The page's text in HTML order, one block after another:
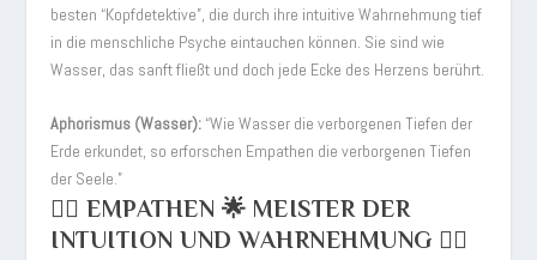
besten “Kopfdetektive”, die durch ihre intuitive Wahrnehmung tief
in die menschliche Psyche eintauchen können. Sie sind wie
Wasser, das sanft fließt und doch jede Ecke des Herzens berührt.
Aphorismus (Wasser): “Wie Wasser die verborgenen Tiefen der
Erde erkundet, so erforschen Empathen die verborgenen Tiefen
der Seele.”
💆‍♀️ EMPATHEN 🌟 MEISTER DER
INTUITION UND WAHRNEHMUNG 💆‍♂️